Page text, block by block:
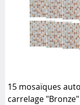
15 mosaïques
carrelage "Bronze"